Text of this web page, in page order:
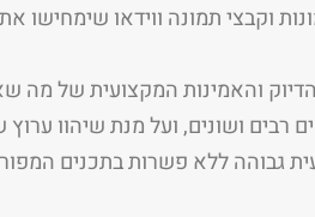
וקבצי תמונה ווידאו
והאמינות המקצועית של מה
רבים ושונים, ועל מנת שיהוו ערוץ
גבוהה ללא פשרות בתכנים